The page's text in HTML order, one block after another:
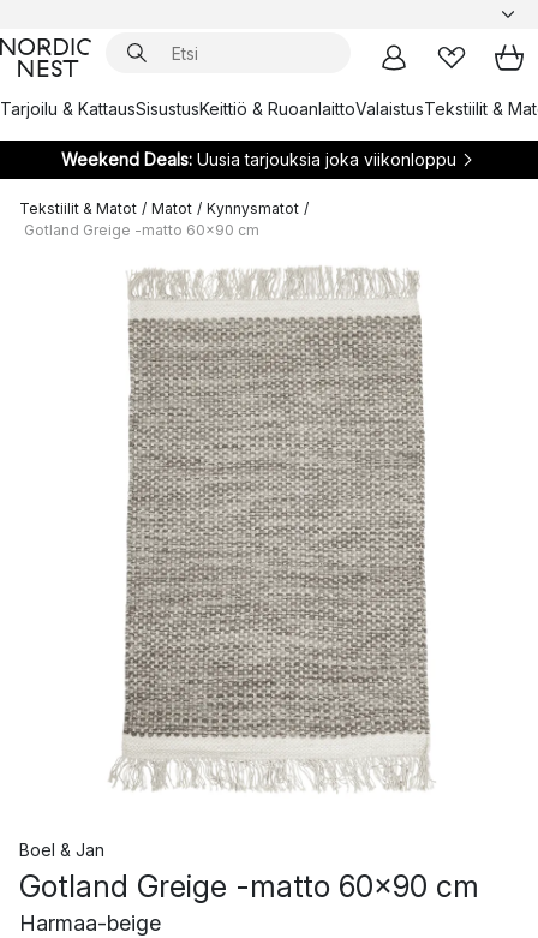
Tarjoilu & KattausSisustusKeittiö & RuoanlaittoValaistusTekstiilit &
Weekend Deals:Uusia tarjouksia joka viikonloppu
Tekstiilit & Matot / Matot / Kynnysmatot /
Gotland Greige -matto 60x90 cm
Boel & Jan
Gotland Greige -matto 60x90 cm
Harmaa-beige